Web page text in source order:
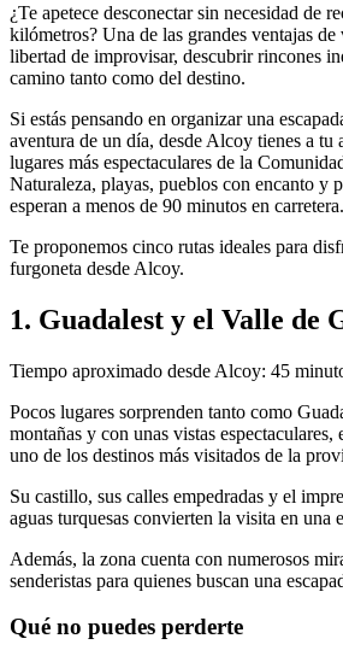
¿Te apetece desconectar sin necesidad de
kilómetros? Una de las grandes ventajas
libertad de improvisar, descubrir rincones
camino tanto como del destino.
Si estás pensando en organizar una
aventura de un día, desde Alcoy tienes a tu
lugares más espectaculares de la
Naturaleza, playas, pueblos con encanto y
esperan a menos de 90 minutos en carretera.
Te proponemos cinco rutas ideales para
furgoneta desde Alcoy.
1. Guadalest y el Valle de
Tiempo aproximado desde Alcoy: 45
Pocos lugares sorprenden tanto como
montañas y con unas vistas espectaculares,
uno de los destinos más visitados de la
Su castillo, sus calles empedradas y el
aguas turquesas convierten la visita en una
Además, la zona cuenta con numerosos
senderistas para quienes buscan una
Qué no puedes perderte